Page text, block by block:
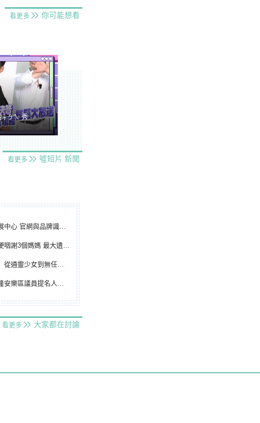
看更多 你可能想看
ㄋㄟ 秀
看更多 噓短片 新聞
網與品牌識別標誌重磅啟用
個媽媽 最大遺憾無緣大聯盟
所大使 劉柏君女裁判人生國際發光
名人黃永翔突被除名 將另提他人
看更多 大家都在討論